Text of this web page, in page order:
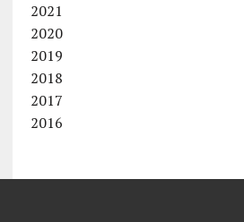
2021
2020
2019
2018
2017
2016